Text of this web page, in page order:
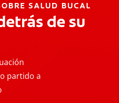
SALUD BUCAL
de su
partido a